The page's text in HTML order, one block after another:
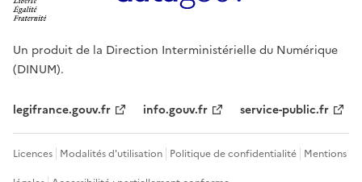
Un produit de la Direction Interministérielle du Numérique
(DINUM).
legifrance.gouv.fr info.gouv.fr service-public.fr
Licences Modalités d'utilisation Politique de confidentialité Mentions